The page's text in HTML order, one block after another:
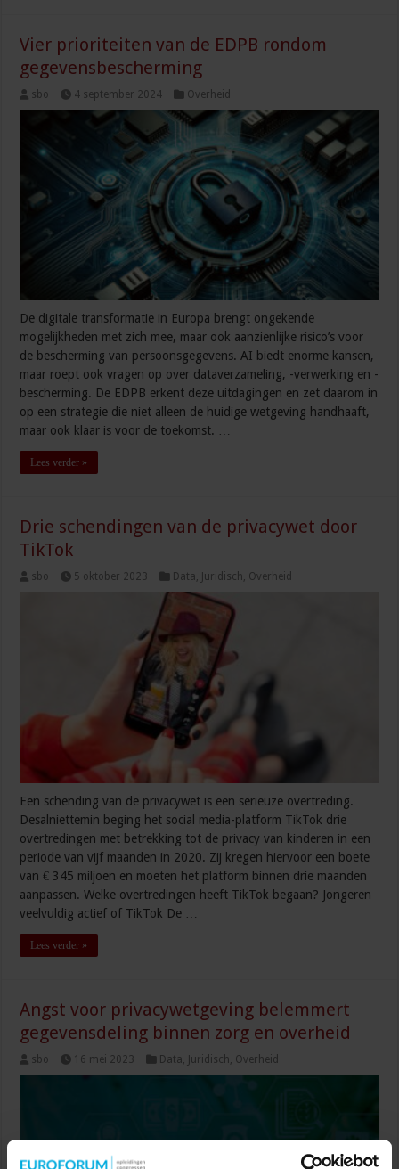
Vier prioriteiten van de EDPB rondom
gegevensbescherming
sbo 4 september 2024 Overheid
De digitale transformatie in Europa brengt ongekende
mogelijkheden met zich mee, maar ook aanzienlijke risico’s voor
de bescherming van persoonsgegevens. AI biedt enorme kansen,
maar roept ook vragen op over dataverzameling, -verwerking en -
bescherming. De EDPB erkent deze uitdagingen en zet daarom in
op een strategie die niet alleen de huidige wetgeving handhaaft,
maar ook klaar is voor de toekomst. …
Lees verder »
Drie schendingen van de privacywet door
TikTok
sbo 5 oktober 2023 Data, Juridisch, Overheid
Een schending van de privacywet is een serieuze overtreding.
Desalniettemin beging het social media-platform TikTok drie
overtredingen met betrekking tot de privacy van kinderen in een
periode van vijf maanden in 2020. Zij kregen hiervoor een boete
van € 345 miljoen en moeten het platform binnen drie maanden
aanpassen. Welke overtredingen heeft TikTok begaan? Jongeren
veelvuldig actief of TikTok De …
Lees verder »
Angst voor privacywetgeving belemmert
gegevensdeling binnen zorg en overheid
sbo 16 mei 2023 Data, Juridisch, Overheid